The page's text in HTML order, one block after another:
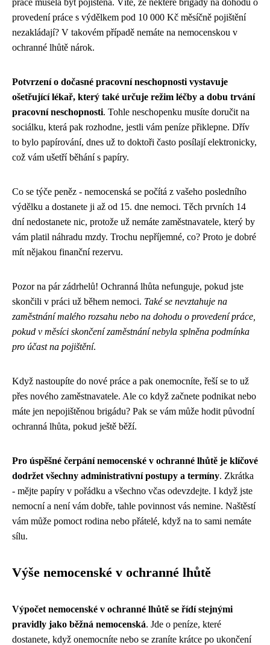
práce musela být pojištěná. Víte, že některé brigády na dohodu o
provedení práce s výdělkem pod 10 000 Kč měsíčně pojištění
nezakládají? V takovém případě nemáte na nemocenskou v
ochranné lhůtě nárok.
Potvrzení o dočasné pracovní neschopnosti vystavuje
ošetřující lékař, který také určuje režim léčby a dobu trvání
pracovní neschopnosti. Tohle neschopenku musíte doručit na
sociálku, která pak rozhodne, jestli vám peníze přiklepne. Dřív
to bylo papírování, dnes už to doktoři často posílají elektronicky,
což vám ušetří běhání s papíry.
Co se týče peněz - nemocenská se počítá z vašeho posledního
výdělku a dostanete ji až od 15. dne nemoci. Těch prvních 14
dní nedostanete nic, protože už nemáte zaměstnavatele, který by
vám platil náhradu mzdy. Trochu nepříjemné, co? Proto je dobré
mít nějakou finanční rezervu.
Pozor na pár zádrhelů! Ochranná lhůta nefunguje, pokud jste
skončili v práci už během nemoci. Také se nevztahuje na
zaměstnání malého rozsahu nebo na dohodu o provedení práce,
pokud v měsíci skončení zaměstnání nebyla splněna podmínka
pro účast na pojištění.
Když nastoupíte do nové práce a pak onemocníte, řeší se to už
přes nového zaměstnavatele. Ale co když začnete podnikat nebo
máte jen nepojištěnou brigádu? Pak se vám může hodit původní
ochranná lhůta, pokud ještě běží.
Pro úspěšné čerpání nemocenské v ochranné lhůtě je klíčové
dodržet všechny administrativní postupy a termíny. Zkrátka
- mějte papíry v pořádku a všechno včas odevzdejte. I když jste
nemocní a není vám dobře, tahle povinnost vás nemine. Naštěstí
vám může pomoct rodina nebo přátelé, když na to sami nemáte
sílu.
Výše nemocenské v ochranné lhůtě
Výpočet nemocenské v ochranné lhůtě se řídí stejnými
pravidly jako běžná nemocenská. Jde o peníze, které
dostanete, když onemocníte nebo se zraníte krátce po ukončení